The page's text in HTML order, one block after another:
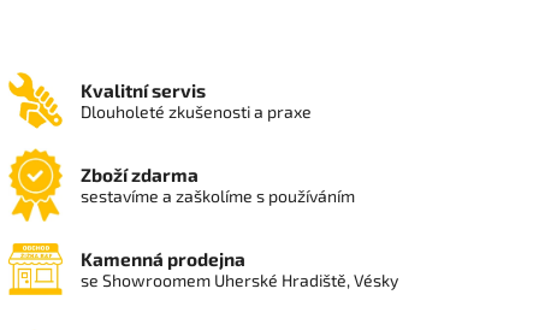
Kvalitní servis
Dlouholeté zkušenosti a praxe
Zboží zdarma
sestavíme a zaškolíme s používáním
Kamenná prodejna
se Showroomem Uherské Hradiště, Vésky